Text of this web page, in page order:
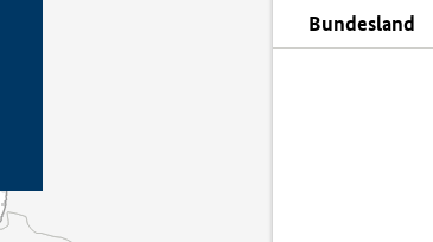
Bundesland